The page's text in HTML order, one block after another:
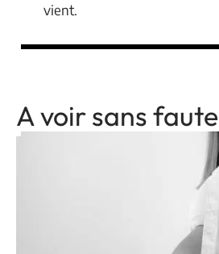
vient.
A voir sans faute